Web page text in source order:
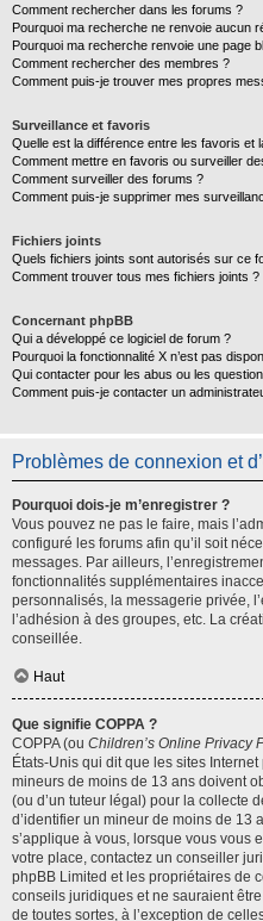
Comment rechercher dans les forums ?
Pourquoi ma recherche ne renvoie aucun
Pourquoi ma recherche renvoie une page
Comment rechercher des membres ?
Comment puis-je trouver mes propres
Surveillance et favoris
Quelle est la différence entre les favoris et
Comment mettre en favoris ou surveiller
Comment surveiller des forums ?
Comment puis-je supprimer mes
Fichiers joints
Quels fichiers joints sont autorisés sur ce
Comment trouver tous mes fichiers joints ?
Concernant phpBB
Qui a développé ce logiciel de forum ?
Pourquoi la fonctionnalité X n’est pas
Qui contacter pour les abus ou les
Comment puis-je contacter un
Problèmes de connexion et
Pourquoi dois-je m’enregistrer ?
Vous pouvez ne pas le faire, mais
configuré les forums afin qu’il soit
messages. Par ailleurs,
fonctionnalités supplémentaires
personnalisés, la messagerie privée,
l’adhésion à des groupes, etc. La
conseillée.
Haut
Que signifie COPPA ?
COPPA (ou Children’s Online Privacy
États-Unis qui dit que les sites
mineurs de moins de 13 ans doivent
(ou d’un tuteur légal) pour la collecte
d’identifier un mineur de moins de 13
s’applique à vous, lorsque vous vous
votre place, contactez un conseiller
phpBB Limited et les propriétaires de
conseils juridiques et ne sauraient
de toutes sortes, à l’exception de